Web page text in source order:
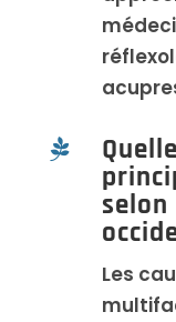

selon
Les